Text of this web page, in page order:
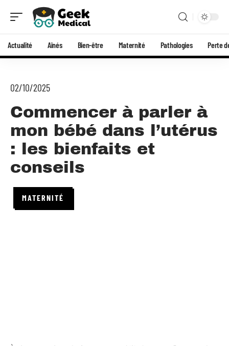
Actualité Aînés Bien-être Maternité Pathologies Perte
02/10/2025
Commencer à parler à
mon bébé dans l’utérus
: les bienfaits et
conseils
MATERNITÉ